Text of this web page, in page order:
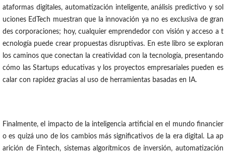
ataformas digitales, automatización inteligente, análisis predictivo y sol
uciones EdTech muestran que la innovación ya no es exclusiva de gran
des corporaciones; hoy, cualquier emprendedor con visión y acceso a t
ecnología puede crear propuestas disruptivas. En este libro se exploran
los caminos que conectan la creatividad con la tecnología, presentando
cómo las Startups educativas y los proyectos empresariales pueden es
calar con rapidez gracias al uso de herramientas basadas en IA.
Finalmente, el impacto de la inteligencia artificial en el mundo financier
o es quizá uno de los cambios más significativos de la era digital. La ap
arición de Fintech, sistemas algorítmicos de inversión, automatización